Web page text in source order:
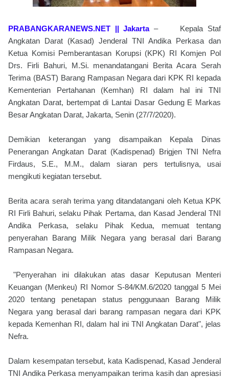
PRABANGKARANEWS.NET || Jakarta – Kepala Staf
Angkatan Darat (Kasad) Jenderal TNI Andika Perkasa dan
Ketua Komisi Pemberantasan Korupsi (KPK) RI Komjen Pol
Drs. Firli Bahuri, M.Si. menandatangani Berita Acara Serah
Terima (BAST) Barang Rampasan Negara dari KPK RI kepada
Kementerian Pertahanan (Kemhan) RI dalam hal ini TNI
Angkatan Darat, bertempat di Lantai Dasar Gedung E Markas
Besar Angkatan Darat, Jakarta, Senin (27/7/2020).
Demikian keterangan yang disampaikan Kepala Dinas
Penerangan Angkatan Darat (Kadispenad) Brigjen TNI Nefra
Firdaus, S.E., M.M., dalam siaran pers tertulisnya, usai
mengikuti kegiatan tersebut.
Berita acara serah terima yang ditandatangani oleh Ketua KPK
RI Firli Bahuri, selaku Pihak Pertama, dan Kasad Jenderal TNI
Andika Perkasa, selaku Pihak Kedua, memuat tentang
penyerahan Barang Milik Negara yang berasal dari Barang
Rampasan Negara.
"Penyerahan ini dilakukan atas dasar Keputusan Menteri
Keuangan (Menkeu) RI Nomor S-84/KM.6/2020 tanggal 5 Mei
2020 tentang penetapan status penggunaan Barang Milik
Negara yang berasal dari barang rampasan negara dari KPK
kepada Kemenhan RI, dalam hal ini TNI Angkatan Darat", jelas
Nefra.
Dalam kesempatan tersebut, kata Kadispenad, Kasad Jenderal
TNI Andika Perkasa menyampaikan terima kasih dan apresiasi